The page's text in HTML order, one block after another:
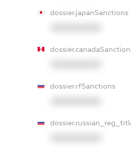
dossier.japanSanctions
dossier.rfSanctions